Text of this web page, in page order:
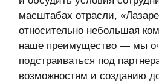
осуществляет прямые продажи в
розничном сегменте.
Сейчас ресторанный рынок ищет новые